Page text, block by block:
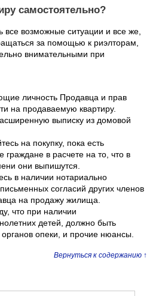
самостоятельно?
все возможные ситуации и все же,
за помощью к риэлторам,
внимательными при
личность Продавца и прав
на продаваемую квартиру.
выписку из домовой
на покупку, пока есть
граждане в расчете на то, что в
они выпишутся.
в наличии нотариально
согласий других членов
на продажу жилища.
что при наличии
детей, должно быть
опеки, и прочие нюансы.
Вернуться к содержанию ↑